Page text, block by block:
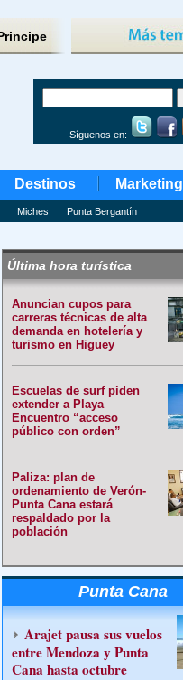
Síguenos en:
Destinos Marketing
Miches Punta Bergantín
Última hora turística
Anuncian cupos para
carreras técnicas de alta
demanda en hotelería y
turismo en Higuey
Escuelas de surf piden
extender a Playa
Encuentro “acceso
público con orden”
Paliza: plan de
ordenamiento de Verón-
Punta Cana estará
respaldado por la
población
Punta Cana
Arajet pausa sus vuelos
entre Mendoza y Punta
Cana hasta octubre